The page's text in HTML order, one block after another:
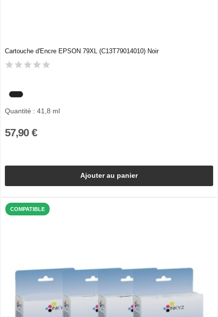
Cartouche d'Encre EPSON 79XL (C13T79014010) Noir
Quantité : 41,8 ml
57,90 €
Ajouter au panier
COMPATIBLE